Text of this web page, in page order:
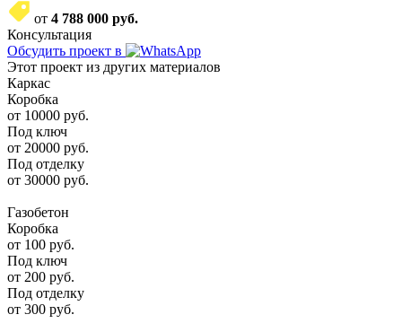
от 4 788 000 руб.
Консультация
Обсудить проект в
Этот проект из других материалов
Каркас
Коробка
от 10000 руб.
Под ключ
от 20000 руб.
Под отделку
от 30000 руб.
Газобетон
Коробка
от 100 руб.
Под ключ
от 200 руб.
Под отделку
от 300 руб.